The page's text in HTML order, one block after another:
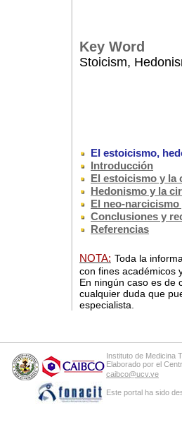
Key Word
Stoicism,
El estoicismo,
Introducción
El estoicismo y la
Hedonismo y la
El neo-
Conclusiones y
Referencias
NOTA: Toda la
con fines académicos
En ningún caso es de
cualquier duda que
especialista.
Instituto de Medicina
Elaborado por el
caibco@ucv.ve
Este portal ha sido